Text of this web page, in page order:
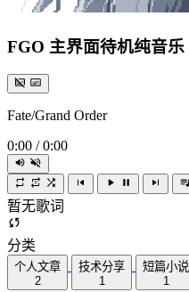
FGO 主界面待机纯音乐
Fate/Grand Order
0:00 / 0:00
暂无歌词
分类
个人文章
2
技术分享
1
短篇小说
1